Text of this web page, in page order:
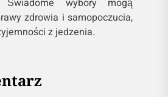
wybory mogą
zdrowia i samopoczucia,
z jedzenia.